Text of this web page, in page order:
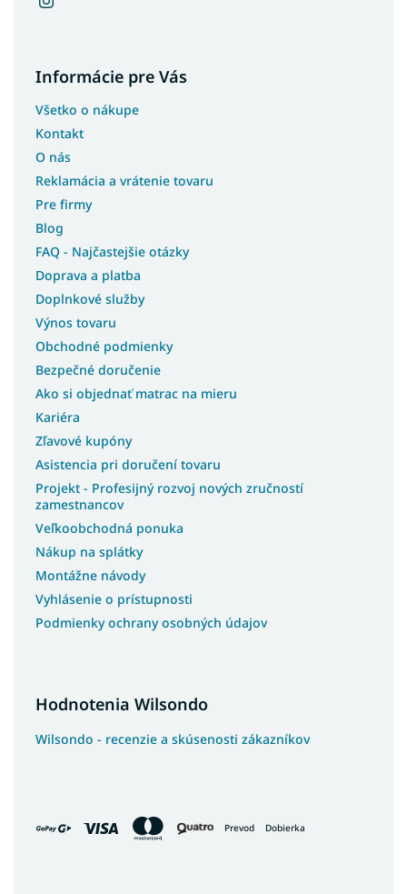
Informácie pre Vás
Všetko o nákupe
Kontakt
O nás
Reklamácia a vrátenie tovaru
Pre firmy
Blog
FAQ - Najčastejšie otázky
Doprava a platba
Doplnkové služby
Výnos tovaru
Obchodné podmienky
Bezpečné doručenie
Ako si objednať matrac na mieru
Kariéra
Zľavové kupóny
Asistencia pri doručení tovaru
Projekt - Profesijný rozvoj nových zručností
zamestnancov
Veľkoobchodná ponuka
Nákup na splátky
Montážne návody
Vyhlásenie o prístupnosti
Podmienky ochrany osobných údajov
Hodnotenia Wilsondo
Wilsondo - recenzie a skúsenosti zákazníkov
Prevod Dobierka